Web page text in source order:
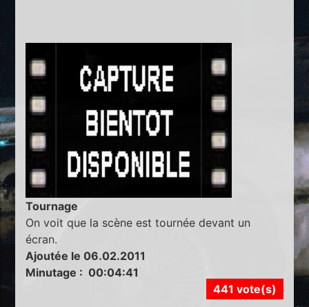
Tournage
On voit que la scène est tournée devant un
écran.
Ajoutée le 06.02.2011
Minutage : 00:04:41
441 vote(s)